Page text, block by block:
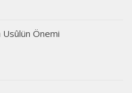
Usûlün Önemi